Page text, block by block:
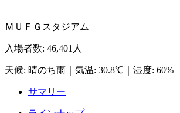
ＭＵＦＧスタジアム
入場者数: 46,401人
天候: 晴のち雨 気温: 30.8℃ 湿度: 60%
サマリー